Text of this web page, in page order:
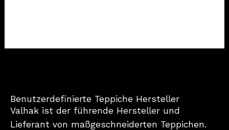
Benutzerdefinierte Teppiche Hersteller
Valhak ist der führende Hersteller und
Lieferant von maßgeschneiderten Teppichen.